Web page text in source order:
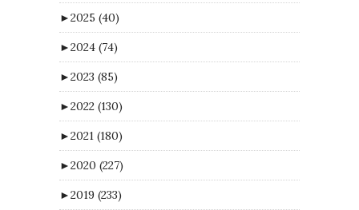
►2025 (40)
►2024 (74)
►2023 (85)
►2022 (130)
►2021 (180)
►2020 (227)
►2019 (233)